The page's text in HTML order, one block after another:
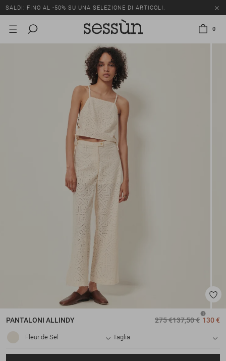
SALDI: FINO AL -50% SU UNA SELEZIONE DI ARTICOLI.
0
PANTALONI ALLINDY 275 €137,50 € 130 €
Fleur de Sel Taglia